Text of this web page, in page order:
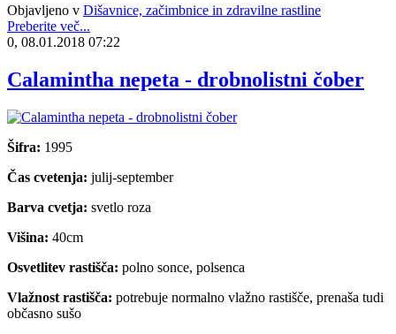
Objavljeno v Dišavnice, začimbnice in zdravilne rastline
Preberite več...
0, 08.01.2018 07:22
Calamintha nepeta - drobnolistni čober
Šifra: 1995
Čas cvetenja: julij-september
Barva cvetja: svetlo roza
Višina: 40cm
Osvetlitev rastišča: polno sonce, polsenca
Vlažnost rastišča: potrebuje normalno vlažno rastišče, prenaša tudi
občasno sušo